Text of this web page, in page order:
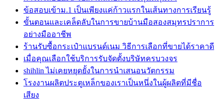
ข้อสอบเข้าม.1 เป็นเพียงแค่ก้าวแรกในเส้นทางการเรียนรู้
ขั้นตอนและเคล็ดลับในการขายบ้านมือสองสมุทรปราการ
อย่างมืออาชีพ
ร้านรับซื้อกระเป๋าแบรนด์เนม วิธีการเลือกที่ขายได้ราคาดี
เมื่อคุณเลือกใช้บริการรับจัดตั้งบริษัทครบวงจร
shihlin ไม่เคยหยุดยั้งในการนำเสนอนวัตกรรม
โรงงานผลิตประตูเหล็กของเราเป็นหนึ่งในผู้ผลิตที่มีชื่อ
เสียง